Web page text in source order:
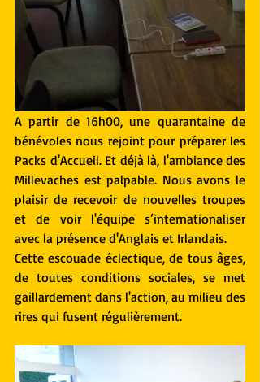
A partir de 16h00, une quarantaine de
bénévoles nous rejoint pour préparer les
Packs d'Accueil. Et déjà là, l'ambiance des
Millevaches est palpable. Nous avons le
plaisir de recevoir de nouvelles troupes
et de voir l'équipe s’internationaliser
avec la présence d'Anglais et Irlandais.
Cette escouade éclectique, de tous âges,
de toutes conditions sociales, se met
gaillardement dans l'action, au milieu des
rires qui fusent régulièrement.